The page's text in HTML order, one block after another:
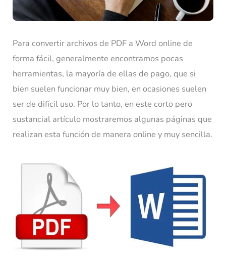
Para convertir archivos de PDF a Word online de
forma fácil, generalmente encontramos pocas
herramientas, la mayoría de ellas de pago, que si
bien suelen funcionar muy bien, en ocasiones suelen
ser de difícil uso. Por lo tanto, en este corto pero
sustancial artículo mostraremos algunas páginas que
realizan esta función de manera online y muy sencilla.